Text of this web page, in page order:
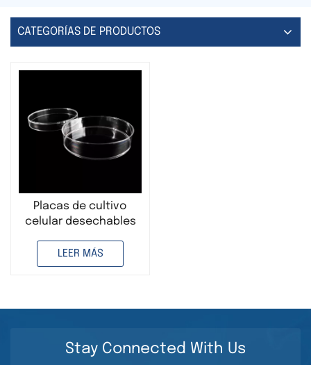
CATEGORÍAS DE PRODUCTOS
Placas de cultivo
celular desechables
35 mm, 60 mm, 100 mm
y 150 mm
LEER MÁS
Stay Connected With Us